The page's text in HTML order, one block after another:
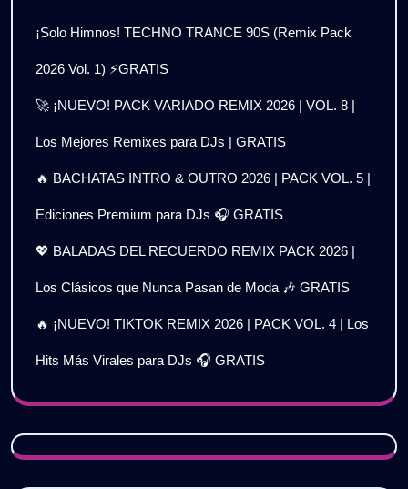
¡Solo Himnos! TECHNO TRANCE 90S (Remix Pack
2026 Vol. 1) ⚡GRATIS
🚀 ¡NUEVO! PACK VARIADO REMIX 2026 | VOL. 8 |
Los Mejores Remixes para DJs | GRATIS
🔥 BACHATAS INTRO & OUTRO 2026 | PACK VOL. 5 |
Ediciones Premium para DJs 🎧 GRATIS
💖 BALADAS DEL RECUERDO REMIX PACK 2026 |
Los Clásicos que Nunca Pasan de Moda 🎶 GRATIS
🔥 ¡NUEVO! TIKTOK REMIX 2026 | PACK VOL. 4 | Los
Hits Más Virales para DJs 🎧 GRATIS